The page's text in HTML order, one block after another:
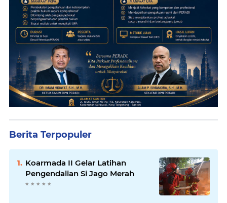
Berita Terpopuler
Koarmada II Gelar Latihan
Pengendalian Si Jago Merah